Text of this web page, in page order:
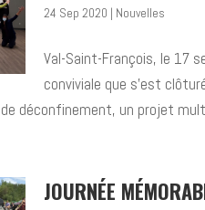
24 Sep 2020 | Nouvelles
Val-Saint-François, le 17
conviviale que s’est
déconfinement, un projet
JOURNÉE